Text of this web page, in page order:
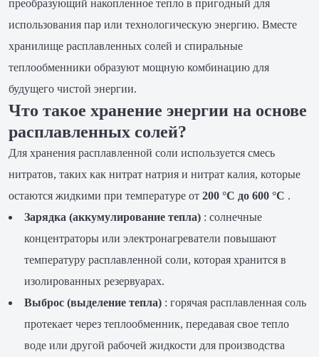
преобразующий накопленное тепло в пригодный для
использования пар или технологическую энергию. Вместе
хранилище расплавленных солей и спиральные
теплообменники образуют мощную комбинацию для
будущего чистой энергии.
Что такое хранение энергии на основе
расплавленных солей?
Для хранения расплавленной соли используется смесь
нитратов, таких как нитрат натрия и нитрат калия, которые
остаются жидкими при температуре от 200 °C до 600 °C .
Зарядка (аккумулирование тепла): солнечные
концентраторы или электронагреватели повышают
температуру расплавленной соли, которая хранится в
изолированных резервуарах.
Выброс (выделение тепла): горячая расплавленная соль
протекает через теплообменник, передавая свое тепло
воде или другой рабочей жидкости для производства